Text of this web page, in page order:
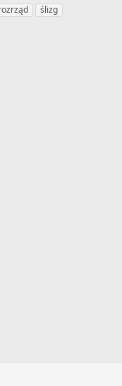
ślizg